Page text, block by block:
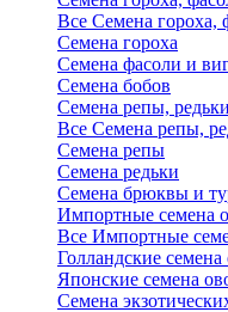
Все Семена гороха,
Семена гороха
Семена фасоли и
Семена бобов
Семена репы,
Все Семена репы,
Семена репы
Семена редьки
Семена брюквы и
Импортные семена
Все Импортные
Голландские
Японские семена
Семена